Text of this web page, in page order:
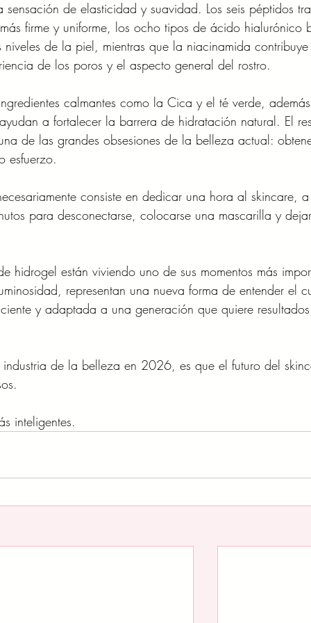
de elasticidad y suavidad. Los seis péptidos
firme y uniforme, los ocho tipos de ácido hialurónico
niveles de la piel, mientras que la niacinamida
de los poros y el aspecto general del rostro.
calmantes como la Cica y el té verde,
a fortalecer la barrera de hidratación natural. El
de las grandes obsesiones de la belleza actual:
esfuerzo.
consiste en dedicar una hora al skincare,
para desconectarse, colocarse una mascarilla y
hidrogel están viviendo uno de sus momentos más
representan una nueva forma de entender el
y adaptada a una generación que quiere
de la belleza en 2026, es que el futuro del
inteligentes.